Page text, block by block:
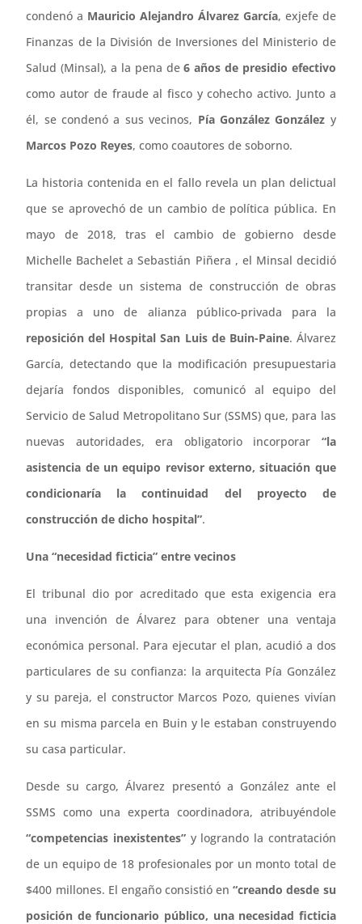
condenó a Mauricio Alejandro Álvarez García, exjefe de
Finanzas de la División de Inversiones del Ministerio de
Salud (Minsal), a la pena de6 años de presidio efectivo
como autor de fraude al fisco y cohecho activo. Junto a
él, se condenó a sus vecinos, Pía González González y
Marcos Pozo Reyes, como coautores de soborno.
La historia contenida en el fallo revela un plan delictual
que se aprovechó de un cambio de política pública. En
mayo de 2018, tras el cambio de gobierno desde
Michelle Bachelet a Sebastián Piñera , el Minsal decidió
transitar desde un sistema de construcción de obras
propias a uno de alianza público-privada para la
reposición del Hospital San Luis de Buin-Paine. Álvarez
García, detectando que la modificación presupuestaria
dejaría fondos disponibles, comunicó al equipo del
Servicio de Salud Metropolitano Sur (SSMS) que, para las
nuevas autoridades, era obligatorio incorporar “la
asistencia de un equipo revisor externo, situación que
condicionaría la continuidad del proyecto de
construcción de dicho hospital”.
Una “necesidad ficticia” entre vecinos
El tribunal dio por acreditado que esta exigencia era
una invención de Álvarez para obtener una ventaja
económica personal. Para ejecutar el plan, acudió a dos
particulares de su confianza: la arquitecta Pía González
y su pareja, el constructor Marcos Pozo, quienes vivían
en su misma parcela en Buin y le estaban construyendo
su casa particular.
Desde su cargo, Álvarez presentó a González ante el
SSMS como una experta coordinadora, atribuyéndole
“competencias inexistentes” y logrando la contratación
de un equipo de 18 profesionales por un monto total de
$400 millones. El engaño consistió en“creando desde su
posición de funcionario público, una necesidad ficticia